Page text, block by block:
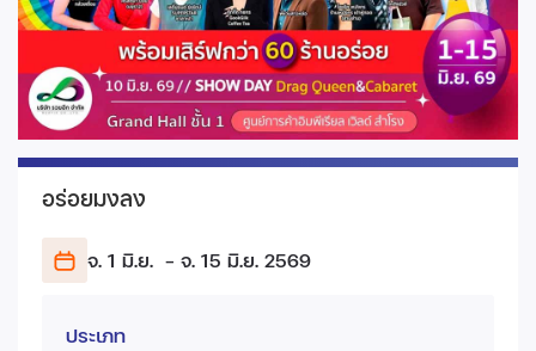
อร่อยมงลง
จ. 1 มิ.ย. - จ. 15 มิ.ย. 2569
ประเภท